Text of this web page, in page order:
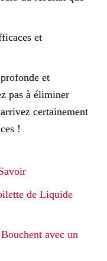
et
et
pas à éliminer
certainement
!
de Liquide
avec un